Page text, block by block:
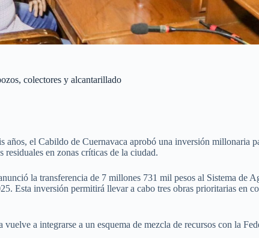
colectores y alcantarillado
años, el Cabildo de Cuernavaca aprobó una inversión
residuales en zonas críticas de la ciudad.
la transferencia de 7 millones 731 mil pesos al Sistema de
Esta inversión permitirá llevar a cabo tres obras prioritarias en
a integrarse a un esquema de mezcla de recursos con la